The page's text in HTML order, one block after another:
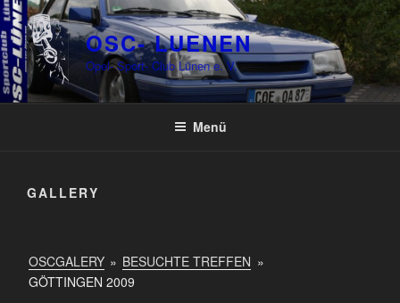
Zum
Inhalt
springen
OSC- LUENEN
Opel- Sport- Club Lünen e. V.
Menü
GALLERY
OSCGALERY » BESUCHTE TREFFEN »
GÖTTINGEN 2009